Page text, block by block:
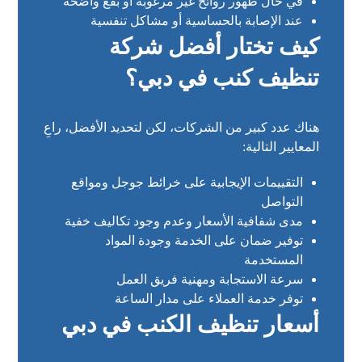
عند الإصابة بالحساسية أو مشاكل تنفسية
كيف تختار أفضل شركة
تنظيف كنب في دبي؟
هناك عدد كبير من الشركات، لكن لتحديد الأفضل، راعِ
المعايير التالية:
التقييمات الإيجابية على خرائط جوجل ومواقع
التواصل
مدى شفافية الأسعار وعدم وجود تكاليف خفية
توفير ضمان على الخدمة وجودة المواد
المستخدمة
سرعة الاستجابة ومهنية فريق العمل
توفر خدمة العملاء على مدار الساعة
أسعار تنظيف الكنب في دبي